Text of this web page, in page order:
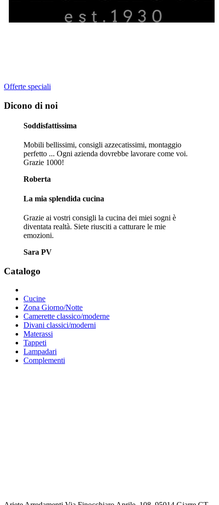
Offerte speciali
Dicono di noi
Soddisfattissima
Mobili bellissimi, consigli azzecatissimi, montaggio
perfetto ... Ogni azienda dovrebbe lavorare come voi.
Grazie 1000!
Roberta
La mia splendida cucina
Grazie ai vostri consigli la cucina dei miei sogni è
diventata realtà. Siete riusciti a catturare le mie
emozioni.
Sara PV
Catalogo
Cucine
Zona Giorno/Notte
Camerette classico/moderne
Divani classici/moderni
Materassi
Tappeti
Lampadari
Complementi